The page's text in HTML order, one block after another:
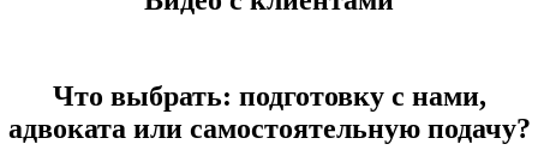
Что выбрать: подготовку с нами,
адвоката или самостоятельную подачу?